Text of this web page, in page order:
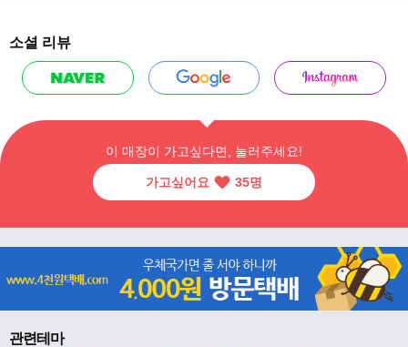
소셜 리뷰
이 매장이 가고싶다면, 눌러주세요!
가고싶어요 35명
관련테마